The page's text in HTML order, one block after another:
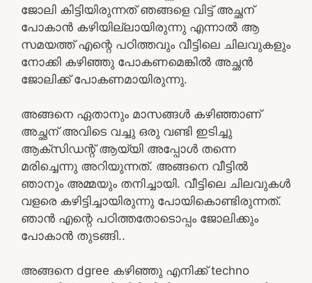
ജോലി കിട്ടിയിരുന്നത് ഞങ്ങളെ വിട്ട് അച്ഛന്
പോകാൻ കഴിയില്ലായിരുന്നു എന്നാൽ ആ
സമയത്ത് എന്റെ പഠിത്തവും വീട്ടിലെ ചിലവുകളും
നോക്കി കഴിഞ്ഞു പോകണമെങ്കിൽ അച്ഛൻ
ജോലിക്ക് പോകണമായിരുന്നു.
അങ്ങനെ ഏതാനും മാസങ്ങൾ കഴിഞ്ഞാണ്
അച്ഛന് അവിടെ വച്ചു ഒരു വണ്ടി ഇടിച്ചു
ആക്‌സിഡന്റ് ആയ്യി അപ്പോൾ തന്നെ
മരിച്ചെന്നു അറിയുന്നത്. അങ്ങനെ വീട്ടിൽ
ഞാനും അമ്മയും തനിച്ചായി. വീട്ടിലെ ചിലവുകൾ
വളരെ കഴിട്ടിച്ചായിരുന്നു പോയികൊണ്ടിരുന്നത്.
ഞാൻ എന്റെ പഠിത്തതോടൊപ്പം ജോലിക്കും
പോകാൻ തുടങ്ങി..
അങ്ങനെ dgree കഴിഞ്ഞു എനിക്ക് techno